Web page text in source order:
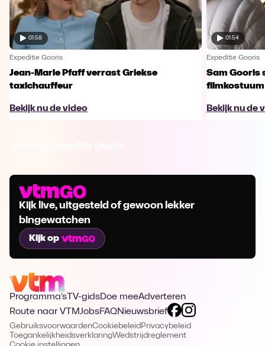
01:58
Expeditie Gooris
Jean-Marie Pfaff verrast Griekse
taxichauffeur
Bekijk nu de video
01:54
Expeditie Gooris
Sam Gooris
filmkostuum
Bekijk nu de
Kijk live, uitgesteld of gewoon lekker
bingewatchen
Kijk op
Programma's TV-gidsDoe meeAdverteren
Route naar VTMJobsFAQNieuwsbrief
GebruiksvoorwaardenCookiebeleid Privacybeleid
ToegankelijkheidsverklaringWedstrijdreglement